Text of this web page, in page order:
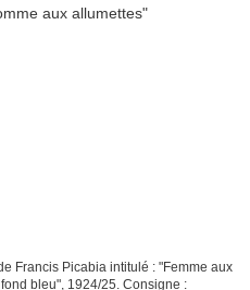
Francis Picabia intitulé : "Femme aux
bleu", 1924/25. Consigne :